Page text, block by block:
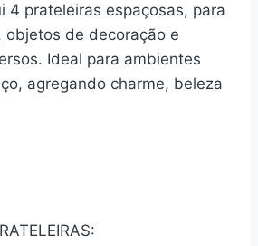
4 prateleiras espaçosas, para
objetos de decoração e
Ideal para ambientes
agregando charme, beleza